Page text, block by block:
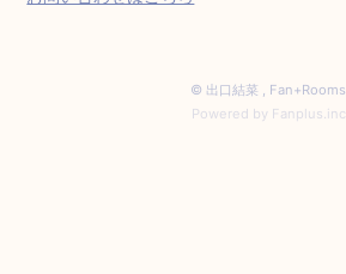
© 出口結菜 , Fan+Rooms
Powered by Fanplus.inc